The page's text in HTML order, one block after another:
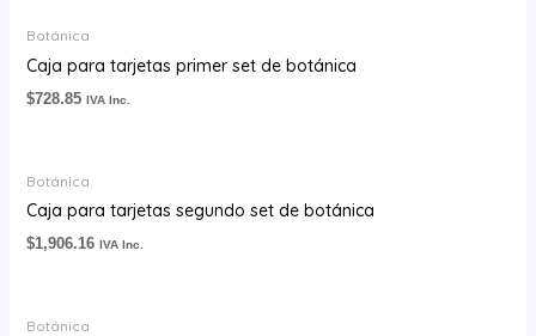
Botánica
Caja para tarjetas primer set de botánica
$728.85 IVA Inc.
Botánica
Caja para tarjetas segundo set de botánica
$1,906.16 IVA Inc.
Botánica